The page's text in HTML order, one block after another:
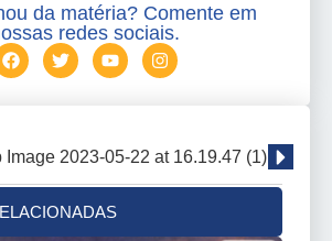
da matéria? Comente em
redes sociais.